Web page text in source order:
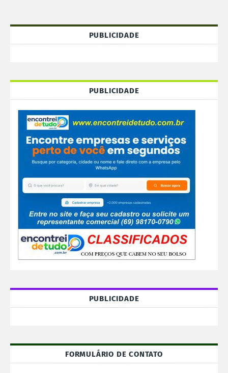
PUBLICIDADE
PUBLICIDADE
PUBLICIDADE
FORMULÁRIO DE CONTATO